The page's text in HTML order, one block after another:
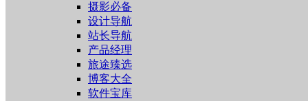
摄影必备
设计导航
站长导航
产品经理
旅途臻选
博客大全
软件宝库